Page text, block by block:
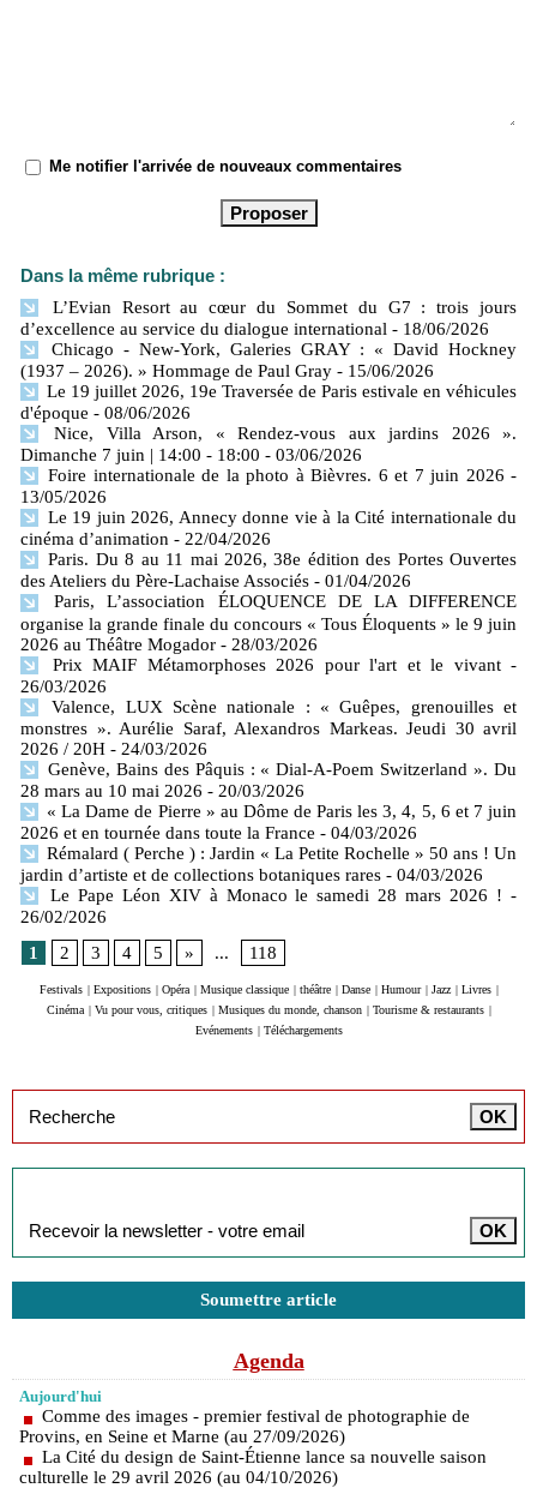
Me notifier l'arrivée de nouveaux commentaires
Dans la même rubrique :
L’Evian Resort au cœur du Sommet du G7 : trois jours
d’excellence au service du dialogue international - 18/06/2026
Chicago - New-York, Galeries GRAY : « David Hockney
(1937 – 2026). » Hommage de Paul Gray - 15/06/2026
Le 19 juillet 2026, 19e Traversée de Paris estivale en véhicules
d'époque - 08/06/2026
Nice, Villa Arson, « Rendez-vous aux jardins 2026 ».
Dimanche 7 juin | 14:00 - 18:00 - 03/06/2026
Foire internationale de la photo à Bièvres. 6 et 7 juin 2026 -
13/05/2026
Le 19 juin 2026, Annecy donne vie à la Cité internationale du
cinéma d’animation - 22/04/2026
Paris. Du 8 au 11 mai 2026, 38e édition des Portes Ouvertes
des Ateliers du Père-Lachaise Associés - 01/04/2026
Paris, L’association ÉLOQUENCE DE LA DIFFERENCE
organise la grande finale du concours « Tous Éloquents » le 9 juin
2026 au Théâtre Mogador - 28/03/2026
Prix MAIF Métamorphoses 2026 pour l'art et le vivant -
26/03/2026
Valence, LUX Scène nationale : « Guêpes, grenouilles et
monstres ». Aurélie Saraf, Alexandros Markeas. Jeudi 30 avril
2026 / 20H - 24/03/2026
Genève, Bains des Pâquis : « Dial-A-Poem Switzerland ». Du
28 mars au 10 mai 2026 - 20/03/2026
« La Dame de Pierre » au Dôme de Paris les 3, 4, 5, 6 et 7 juin
2026 et en tournée dans toute la France - 04/03/2026
Rémalard ( Perche ) : Jardin « La Petite Rochelle » 50 ans ! Un
jardin d’artiste et de collections botaniques rares - 04/03/2026
Le Pape Léon XIV à Monaco le samedi 28 mars 2026 ! -
26/02/2026
1
2 3 4 5 » ... 118
Festivals | Expositions | Opéra | Musique classique | théâtre | Danse | Humour | Jazz | Livres |
Cinéma | Vu pour vous, critiques | Musiques du monde, chanson | Tourisme & restaurants |
Evénements | Téléchargements
Soumettre article
Agenda
Aujourd'hui
Comme des images - premier festival de photographie de
Provins, en Seine et Marne (au 27/09/2026)
La Cité du design de Saint-Étienne lance sa nouvelle saison
culturelle le 29 avril 2026 (au 04/10/2026)